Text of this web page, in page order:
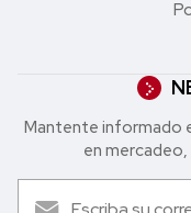
Mantente informado
en